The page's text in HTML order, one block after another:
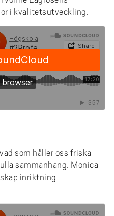
i kvalitetsutveckling.
som håller oss friska
sammanhang. Monica
inriktning